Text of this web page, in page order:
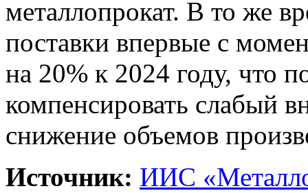
металлопрокат. В то же
поставки впервые с
на 20% к 2024 году, что
компенсировать слабый
снижение объемов
Источник: ИИС